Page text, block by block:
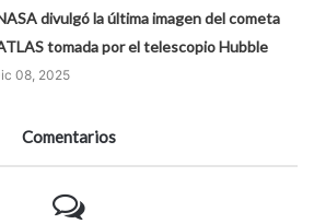
divulgó la última imagen del cometa
tomada por el telescopio Hubble
08, 2025
Comentarios